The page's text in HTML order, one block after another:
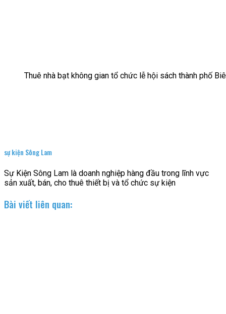
Thuê nhà bạt không gian tổ chức lễ hội sách thành phố
sự kiện Sông Lam
Sự Kiện Sông Lam là doanh nghiệp hàng đầu trong lĩnh vực
sản xuất, bán, cho thuê thiết bị và tổ chức sự kiện
Bài viết liên quan: